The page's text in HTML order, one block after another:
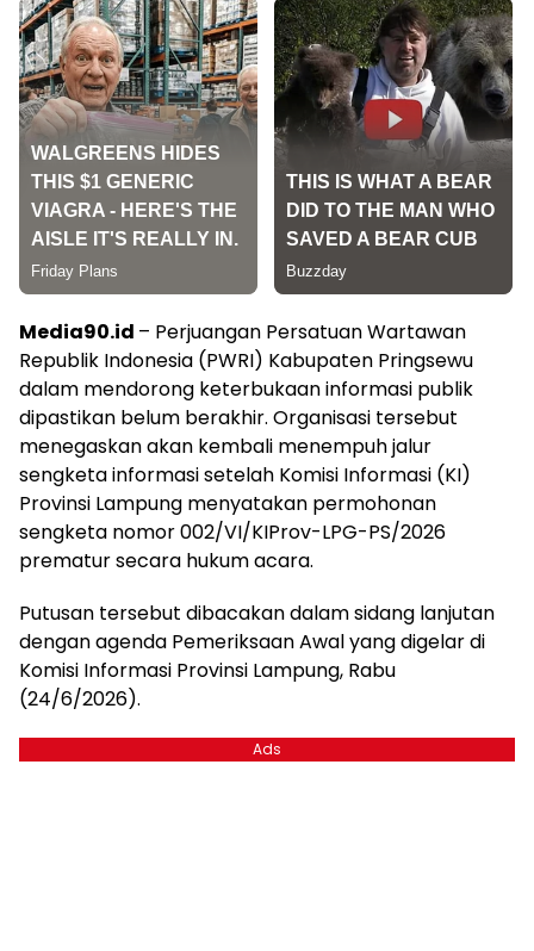
Media90.id – Perjuangan Persatuan Wartawan
Republik Indonesia (PWRI) Kabupaten Pringsewu
dalam mendorong keterbukaan informasi publik
dipastikan belum berakhir. Organisasi tersebut
menegaskan akan kembali menempuh jalur
sengketa informasi setelah Komisi Informasi (KI)
Provinsi Lampung menyatakan permohonan
sengketa nomor 002/VI/KIProv-LPG-PS/2026
prematur secara hukum acara.
Putusan tersebut dibacakan dalam sidang lanjutan
dengan agenda Pemeriksaan Awal yang digelar di
Komisi Informasi Provinsi Lampung, Rabu
(24/6/2026).
Ads